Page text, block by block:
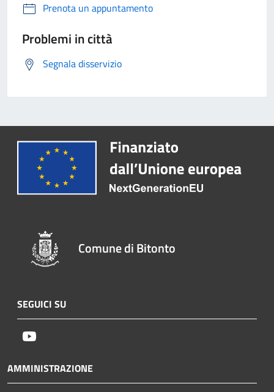
Prenota un appuntamento
Problemi in città
Segnala disservizio
Comune di Bitonto
SEGUICI SU
AMMINISTRAZIONE